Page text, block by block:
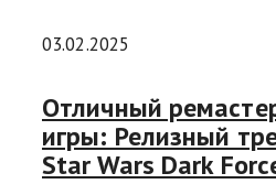
03.02.2025
Отличный
игры: Релизный
Star Wars Dark